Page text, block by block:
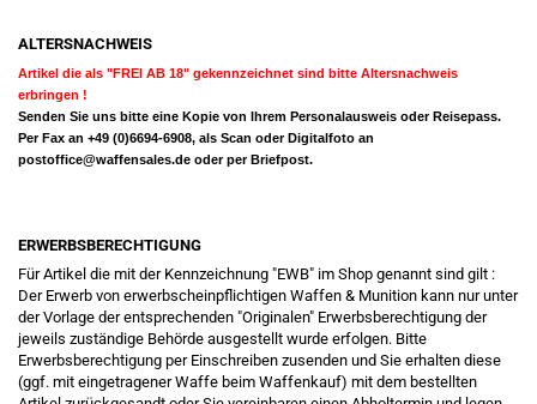
ALTERSNACHWEIS
Artikel die als "FREI AB 18" gekennzeichnet sind bitte Altersnachweis
erbringen !
Senden Sie uns bitte eine Kopie von Ihrem Personalausweis oder Reisepass.
Per Fax an +49 (0)6694-6908, als Scan oder Digitalfoto an
postoffice@waffensales.de oder per Briefpost.
ERWERBSBERECHTIGUNG
Für Artikel die mit der Kennzeichnung "EWB" im Shop genannt sind gilt :
Der Erwerb von erwerbscheinpflichtigen Waffen & Munition kann nur unter
der Vorlage der entsprechenden "Originalen" Erwerbsberechtigung der
jeweils zuständige Behörde ausgestellt wurde erfolgen. Bitte
Erwerbsberechtigung per Einschreiben zusenden und Sie erhalten diese
(ggf. mit eingetragener Waffe beim Waffenkauf) mit dem bestellten